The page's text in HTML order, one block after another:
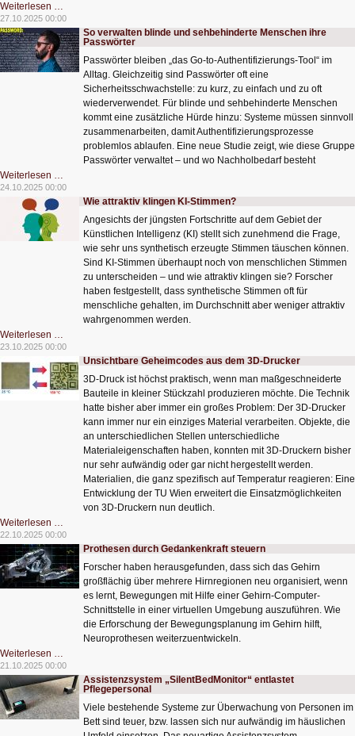
Weiterlesen …
Struktur
für
die
Elektronen-
Autobahn
27.10.2025 00:00
So verwalten blinde und sehbehinderte Menschen ihre
Passwörter
Passwörter bleiben „das Go-to-Authentifizierungs-Tool“ im
Alltag. Gleichzeitig sind Passwörter oft eine
Sicherheitsschwachstelle: zu kurz, zu einfach und zu oft
wiederverwendet. Für blinde und sehbehinderte Menschen
kommt eine zusätzliche Hürde hinzu: Systeme müssen sinnvoll
zusammenarbeiten, damit Authentifizierungsprozesse
problemlos ablaufen. Eine neue Studie zeigt, wie diese Gruppe
Passwörter verwaltet – und wo Nachholbedarf besteht
Weiterlesen …
verwalten
blinde
Menschen
ihre
24.10.2025 00:00
Wie attraktiv klingen KI-Stimmen?
Angesichts der jüngsten Fortschritte auf dem Gebiet der
Künstlichen Intelligenz (KI) stellt sich zunehmend die Frage,
wie sehr uns synthetisch erzeugte Stimmen täuschen können.
Sind KI-Stimmen überhaupt noch von menschlichen Stimmen
zu unterscheiden – und wie attraktiv klingen sie? Forscher
haben festgestellt, dass synthetische Stimmen oft für
menschliche gehalten, im Durchschnitt aber weniger attraktiv
wahrgenommen werden.
Weiterlesen …
attraktiv
klingen
KI-
Stimmen?
23.10.2025 00:00
Unsichtbare Geheimcodes aus dem 3D-Drucker
3D-Druck ist höchst praktisch, wenn man maßgeschneiderte
Bauteile in kleiner Stückzahl produzieren möchte. Die Technik
hatte bisher aber immer ein großes Problem: Der 3D-Drucker
kann immer nur ein einziges Material verarbeiten. Objekte, die
an unterschiedlichen Stellen unterschiedliche
Materialeigenschaften haben, konnten mit 3D-Druckern bisher
nur sehr aufwändig oder gar nicht hergestellt werden.
Materialien, die ganz spezifisch auf Temperatur reagieren: Eine
Entwicklung der TU Wien erweitert die Einsatzmöglichkeiten
von 3D-Druckern nun deutlich.
Weiterlesen …
Geheimcodes
aus
dem
3D-
Drucker
22.10.2025 00:00
Prothesen durch Gedankenkraft steuern
Forscher haben herausgefunden, dass sich das Gehirn
großflächig über mehrere Hirnregionen neu organisiert, wenn
es lernt, Bewegungen mit Hilfe einer Gehirn-Computer-
Schnittstelle in einer virtuellen Umgebung auszuführen. Wie
die Erforschung der Bewegungsplanung im Gehirn hilft,
Neuroprothesen weiterzuentwickeln.
Weiterlesen …
durch
Gedankenkraft
steuern
21.10.2025 00:00
Assistenzsystem „SilentBedMonitor“ entlastet
Pflegepersonal
Viele bestehende Systeme zur Überwachung von Personen im
Bett sind teuer, bzw. lassen sich nur aufwändig im häuslichen